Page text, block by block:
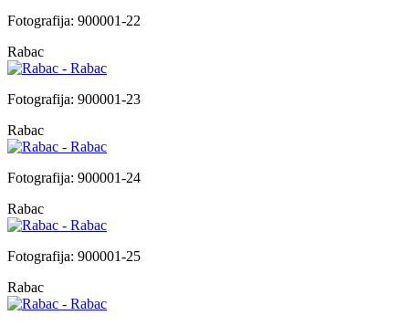
Fotografija: 900001-22
Rabac
Fotografija: 900001-23
Rabac
Fotografija: 900001-24
Rabac
Fotografija: 900001-25
Rabac